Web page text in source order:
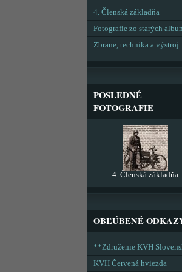
4. Členská základňa
Fotografie zo starých
Zbrane, technika a výstroj
POSLEDNÉ
FOTOGRAFIE
4. Členská základňa
OBĽÚBENÉ
**Združenie KVH
KVH Červená hviezda